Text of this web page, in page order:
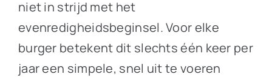
niet in strijd met het
evenredigheidsbeginsel. Voor elke
burger betekent dit slechts één keer per
jaar een simpele, snel uit te voeren